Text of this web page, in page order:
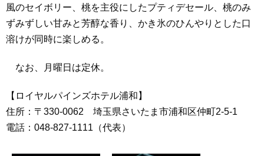
風のセイボリー、桃を主役にしたプティデセール、桃のみ
ずみずしい甘みと芳醇な香り、かき氷のひんやりとした口
溶けが同時に楽しめる。
なお、月曜日は定休。
【ロイヤルパインズホテル浦和】
住所：〒330-0062 埼玉県さいたま市浦和区仲町2-5-1
電話：048-827-1111（代表）